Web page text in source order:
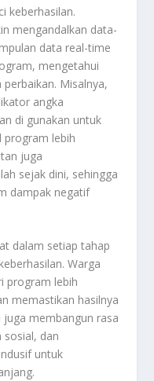
keberhasilan.
mengandalkan data-
data real-time
mengetahui
Misalnya,
angka
di gunakan untuk
program lebih
juga
sejak dini, sehingga
dampak negatif
dalam setiap tahap
Warga
program lebih
memastikan hasilnya
membangun rasa
sosial, dan
untuk